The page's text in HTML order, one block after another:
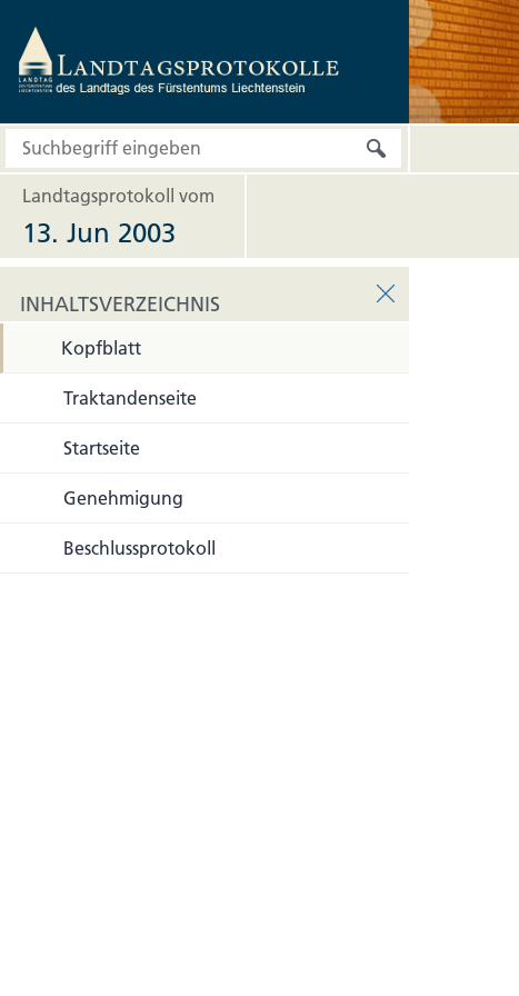
Landtagsprotokoll vom
13. Jun 2003
INHALTSVERZEICHNIS
Kopfblatt
Traktandenseite
Startseite
Genehmigung
Beschlussprotokoll